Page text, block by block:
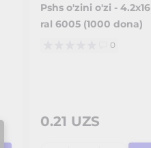
Pshs o'zini o'zi - 4.2x16
ral 6005 (1000 dona)
0
0.21 UZS